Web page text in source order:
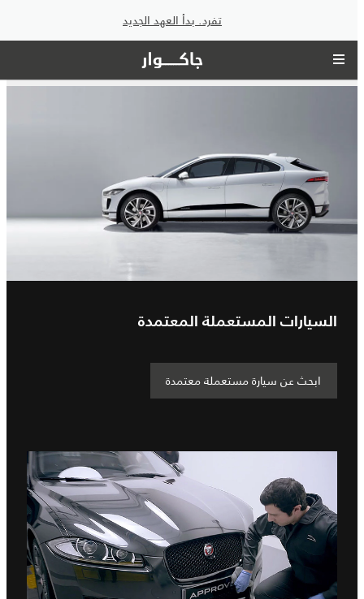
تفرد. بدأ العهد الجديد
السيارات المستعملة المعتمدة
ابحث عن سيارة مستعملة معتمدة